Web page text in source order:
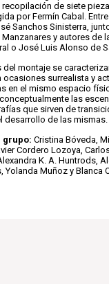
recopilación de siete
por Fermín Cabal.
Sanchos Sinisterra,
y autores de
o José Luis Alonso de
del montaje se
ocasiones surrealista y
en el mismo espacio
las
que sirven de
desarrollo de las mismas.
grupo: Cristina Bóveda,
Cordero Lozoya,
K. A. Huntrods,
Yolanda Muñoz y Blanca